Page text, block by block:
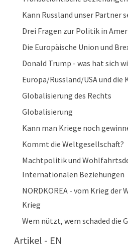
Kann Russland unser Partner
Drei Fragen zur Politik in
Die Europäische Union und
Donald Trump - was hat sich
Europa/Russland/USA und die
Globalisierung des Rechts
Globalisierung
Kann man Kriege noch
Kommt die Weltgesellschaft?
Machtpolitik und
Internationalen Beziehungen
NORDKOREA - vom Krieg der
Krieg
Wem nützt, wem schaded die
Artikel - EN